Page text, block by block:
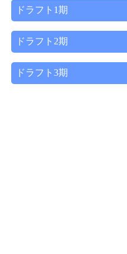
ドラフト1期
ドラフト2期
ドラフト3期